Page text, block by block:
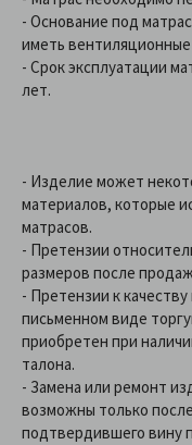
- Основание под
иметь
- Срок эксплуатации
лет.
- Изделие может
материалов, которые
матрасов.
- Претензии
размеров после
- Претензии к
письменном виде
приобретен при
талона.
- Замена или ремонт
возможны только
подтвердившего вину